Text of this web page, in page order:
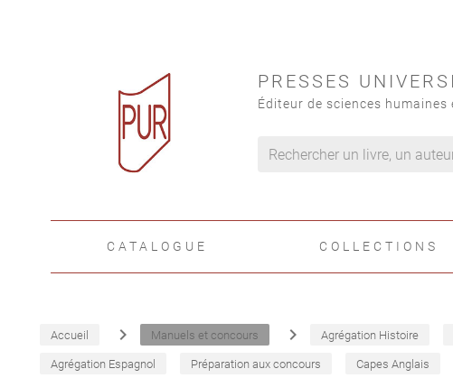
PRESSES
Éditeur de sciences
CATALOGUE COLLECTIONS
Accueil navigate_next Manuels et concours navigate_next Agrégation Histoire
Agrégation Espagnol Préparation aux concours Capes Anglais